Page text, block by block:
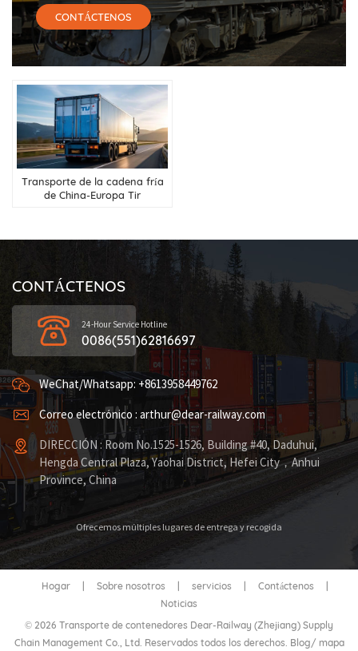
CONTÁCTENOS
Transporte de la cadena fría
de China-Europa Tir
CONTÁCTENOS
24-Hour Service Hotline
0086(551)62816697
WeChat/Whatsapp: +8613958449762
Correo electrónico : arthur@dear-railway.com
DIRECCIÓN : Room No.1525-1526, Building #40, Daduhui,
Hengda Central Plaza, Yaohai District, Hefei City，Anhui
Province, China
Ofrecemos múltiples lugares de entrega y recogida
Hogar Sobre nosotros servicios Contáctenos
Noticias
© 2026 Transporte de contenedores Dear-Railway (Zhejiang) Supply
Chain Management Co., Ltd. Reservados todos los derechos. Blog/ mapa